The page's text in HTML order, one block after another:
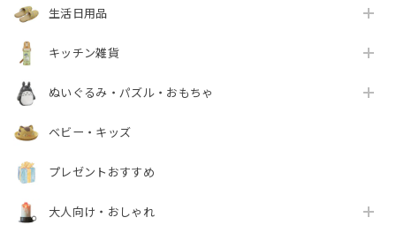
生活日用品
キッチン雑貨
ぬいぐるみ・パズル・おもちゃ
ベビー・キッズ
プレゼントおすすめ
大人向け・おしゃれ